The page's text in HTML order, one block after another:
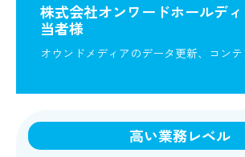
株式会社オンワードホールデ
当者様
オウンドメディアのデータ更新、コン
高い業務レベル